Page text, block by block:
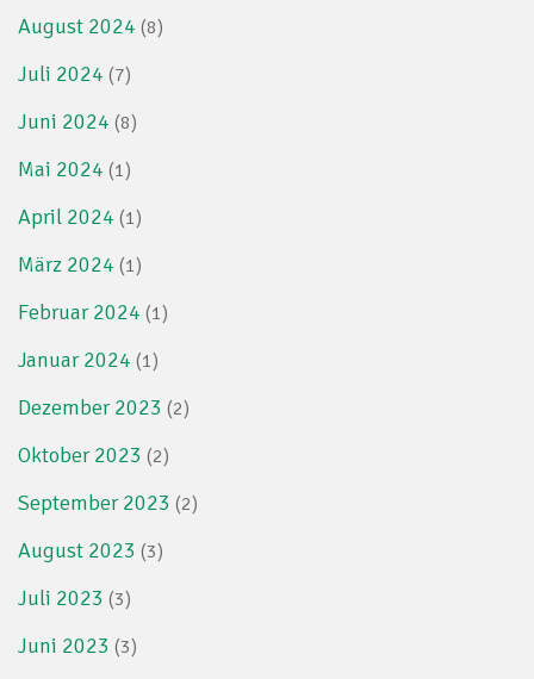
August 2024 (8)
Juli 2024 (7)
Juni 2024 (8)
Mai 2024 (1)
April 2024 (1)
März 2024 (1)
Februar 2024 (1)
Januar 2024 (1)
Dezember 2023 (2)
Oktober 2023 (2)
September 2023 (2)
August 2023 (3)
Juli 2023 (3)
Juni 2023 (3)